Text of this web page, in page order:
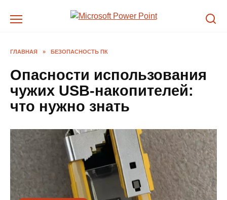
ГЛАВНАЯ » БЕЗОПАСНОСТЬ ПК
Опасности использования
чужих USB-накопителей:
что нужно знать